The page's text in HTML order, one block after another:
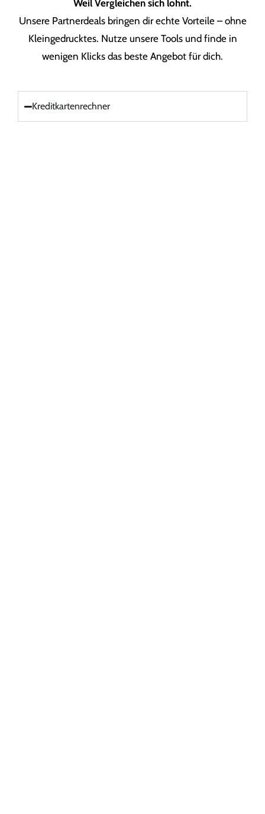
Weil Vergleichen sich lohnt.
Unsere Partnerdeals bringen dir echte Vorteile – ohne
Kleingedrucktes. Nutze unsere Tools und finde in
wenigen Klicks das beste Angebot für dich.
Kreditkartenrechner